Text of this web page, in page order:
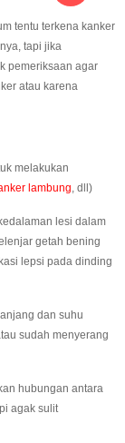
tentu terkena kanker
tapi jika
pemeriksaan agar
atau karena
melakukan
lambung, dll)
lesi dalam
getah bening
lepsi pada dinding
dan suhu
sudah menyerang
hubungan antara
agak sulit